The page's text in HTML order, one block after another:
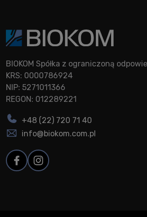
BIOKOM Spółka z ograniczoną
KRS: 0000786924
NIP: 5271011366
REGON: 012289221
+48 (22) 720 71 40
info@biokom.com.pl